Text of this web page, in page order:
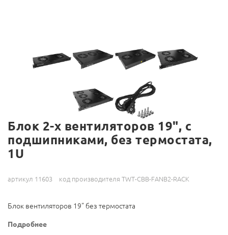
Блок 2-х вентиляторов 19", с
подшипниками, без термостата,
1U
артикул 11603 код производителя TWT-CBB-FANB2-RACK
Блок вентиляторов 19" без термостата
Подробнее